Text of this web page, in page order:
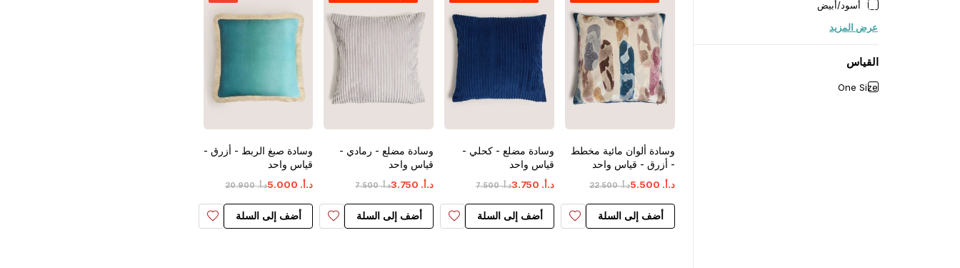
أسود/أبيض
عرض المزيد
القياس
One Size
وسادة ألوان مائية مخطط
- أزرق - قياس واحد
د.أ.‏
22.500 د.أ. 5.500
أضف إلى السلة
وسادة مضلع - كحلي -
قياس واحد
د.أ.‏
7.500 د.أ. 3.750
أضف إلى السلة
وسادة مضلع - رمادي -
قياس واحد
د.أ.‏
7.500 د.أ. 3.750
أضف إلى السلة
وسادة صبغ الربط - أزرق -
قياس واحد
د.أ.‏
20.900 د.أ. 5.000
أضف إلى السلة